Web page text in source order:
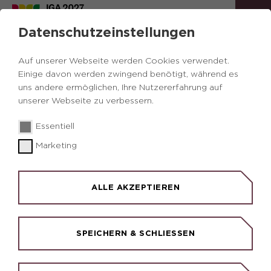
EISENBAHNMUSEUM
BOCHUM
INDUSTRIEKULTUR UNTER DAMPF
Eisenbahn-Romantik in ihrer schönsten Form: Im
Besucher auf 70.000 Quadratmetern mehr als 120
Datenschutzeinstellungen
Auf unserer Webseite werden Cookies verwendet.
Einige davon werden zwingend benötigt, während es
uns andere ermöglichen, Ihre Nutzererfahrung auf
unserer Webseite zu verbessern.
Essentiell
Marketing
ALLE AKZEPTIEREN
SPEICHERN & SCHLIESSEN